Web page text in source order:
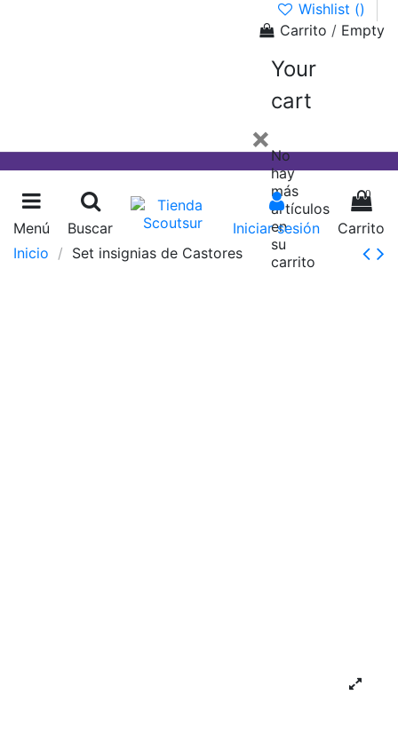
Wishlist ()
Carrito / Empty
Your
cart
×No
hay
más
artículos
en
su
carrito
Menú Buscar Iniciar sesión
0
Carrito
Inicio
Set insignias de Castores